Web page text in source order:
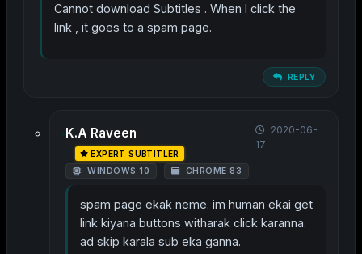
Cannot download Subtitles . When I click the
link , it goes to a spam page.
REPLY
K.A Raveen
EXPERT SUBTITLER
WINDOWS 10 CHROME 83
2020-06-
17
spam page ekak neme. im human ekai get
link kiyana buttons witharak click karanna.
ad skip karala sub eka ganna.